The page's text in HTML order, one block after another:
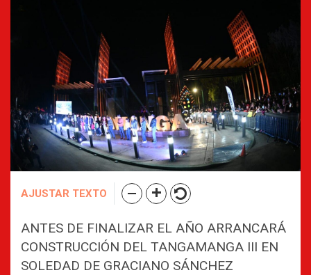
AJUSTAR TEXTO
ANTES DE FINALIZAR EL AÑO ARRANCARÁ
CONSTRUCCIÓN DEL TANGAMANGA III EN
SOLEDAD DE GRACIANO SÁNCHEZ